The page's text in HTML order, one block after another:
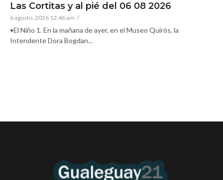
Las Cortitas y al pié del 06 08 2026
6 agosto, 2026 12:46 am /
•El Niño 1. En la mañana de ayer, en el Museo Quirós, la
Intendente Dora Bogdan...